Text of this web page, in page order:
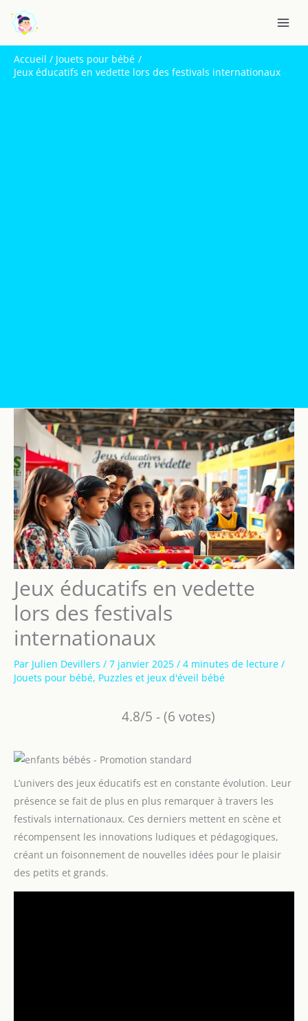
contenu
Accueil
Jouets pour bébé
Jeux éducatifs en vedette lors des festivals internationaux
Jeux éducatifs en vedette
lors des festivals
internationaux
Par Julien Devillers / 7 janvier 2025 / 4 minutes de lecture /
Jouets pour bébé, Puzzles et jeux d'éveil bébé
4.8/5 - (6 votes)
L’univers des jeux éducatifs est en constante évolution. Leur
présence se fait de plus en plus remarquer à travers les
festivals internationaux. Ces derniers mettent en scène et
récompensent les innovations ludiques et pédagogiques,
créant un foisonnement de nouvelles idées pour le plaisir
des petits et grands.
e
c
h